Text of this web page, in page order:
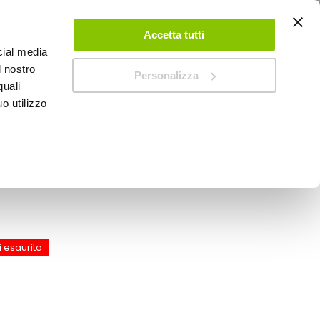
media
nostro
utilizzo
Accetta tutti
Personalizza
ACCEDI CREA UN ACCOUNT CONTATTACI
esaurito